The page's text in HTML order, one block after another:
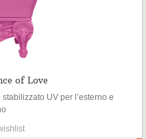
of Love
UV per l’esterno e